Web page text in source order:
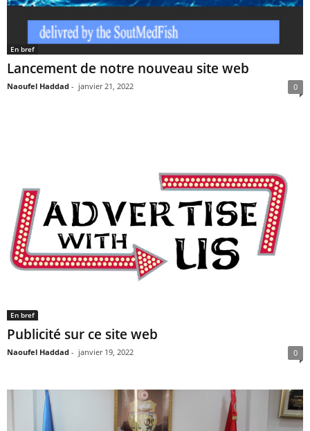
En bref
Lancement de notre nouveau site web
Naoufel Haddad - janvier 21, 2022 0
En bref
Publicité sur ce site web
Naoufel Haddad - janvier 19, 2022 0